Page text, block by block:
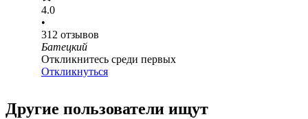
4.0
•
312 отзывов
Батецкий
Откликнитесь среди первых
Откликнуться
Другие пользователи ищут